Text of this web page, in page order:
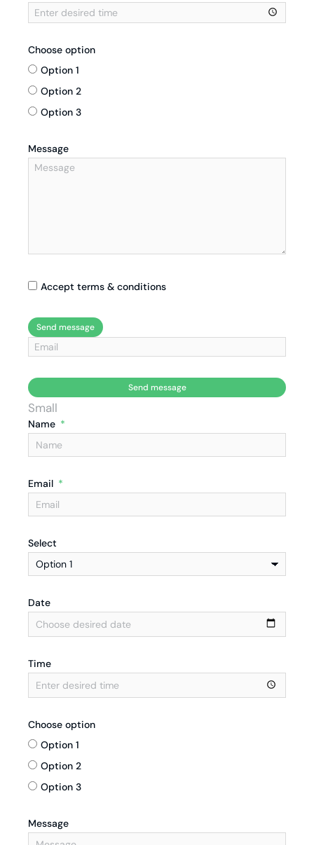
Choose option
Option 1
Option 2
Option 3
Message
Accept terms & conditions
Send message
Send message
Small
Name
Email
Select
Date
Time
Choose option
Option 1
Option 2
Option 3
Message